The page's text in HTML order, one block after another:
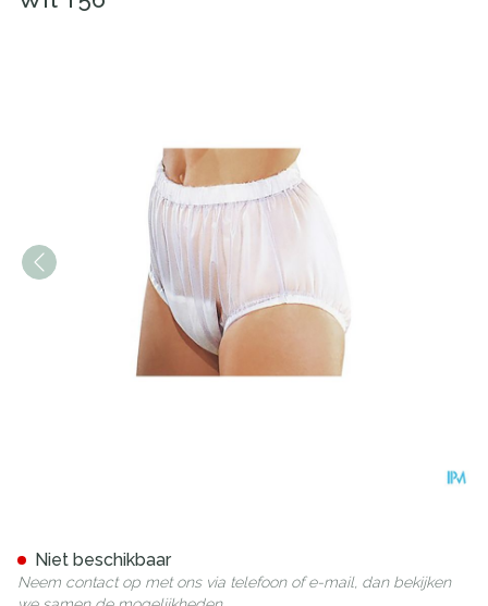
Niet beschikbaar
Neem contact op met ons via telefoon of e-mail, dan bekijken